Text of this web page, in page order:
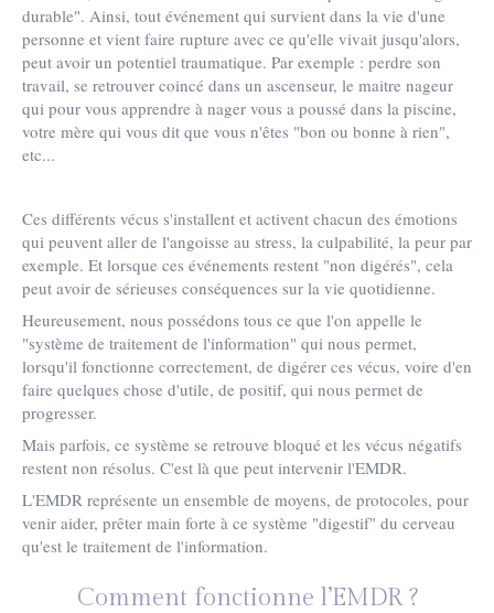
durable". Ainsi, tout événement qui survient dans la vie d'une
personne et vient faire rupture avec ce qu'elle vivait jusqu'alors,
peut avoir un potentiel traumatique. Par exemple : perdre son
travail, se retrouver coincé dans un ascenseur, le maitre nageur
qui pour vous apprendre à nager vous a poussé dans la piscine,
votre mère qui vous dit que vous n'êtes "bon ou bonne à rien",
etc...
Ces différents vécus s'installent et activent chacun des émotions
qui peuvent aller de l'angoisse au stress, la culpabilité, la peur par
exemple. Et lorsque ces événements restent "non digérés", cela
peut avoir de sérieuses conséquences sur la vie quotidienne.
Heureusement, nous possédons tous ce que l'on appelle le
"système de traitement de l'information" qui nous permet,
lorsqu'il fonctionne correctement, de digérer ces vécus, voire d'en
faire quelques chose d'utile, de positif, qui nous permet de
progresser.
Mais parfois, ce système se retrouve bloqué et les vécus négatifs
restent non résolus. C'est là que peut intervenir l'EMDR.
L'EMDR représente un ensemble de moyens, de protocoles, pour
venir aider, prêter main forte à ce système "digestif" du cerveau
qu'est le traitement de l'information.
Comment fonctionne l’EMDR ?